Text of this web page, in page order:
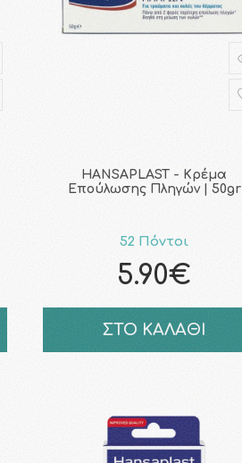
HANSAPLAST - Κρέμα
Επούλωσης Πληγών | 50gr
52 Πόντοι
5.90€
ΣΤΟ ΚΑΛΑΘΙ